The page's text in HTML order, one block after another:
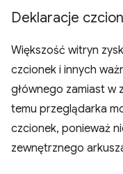
Deklaracje
Większość witryn
czcionek i innych
głównego zamiast w
temu przeglądarka
czcionek, ponieważ
zewnętrznego